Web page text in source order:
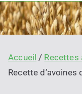
Accueil
Recettes
Recette